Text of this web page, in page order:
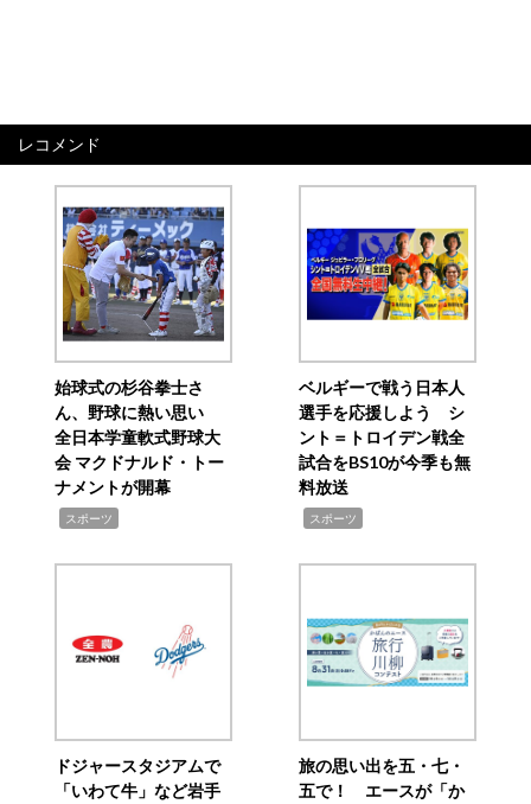
レコメンド
始球式の杉谷拳士さ
ん、野球に熱い思い
全日本学童軟式野球大
会 マクドナルド・トー
ナメントが開幕
スポーツ
ベルギーで戦う日本人
選手を応援しよう シ
ント＝トロイデン戦全
試合をBS10が今季も無
料放送
スポーツ
ドジャースタジアムで
「いわて牛」など岩手
旅の思い出を五・七・
五で！ エースが「か